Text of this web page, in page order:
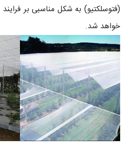
(فتوسلکتیو) به شکل مناسبی بر
خواهد شد.